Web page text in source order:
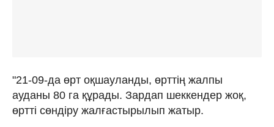
"21-09-да өрт оқшауланды, өрттің жалпы
ауданы 80 га құрады. Зардап шеккендер жоқ,
өртті сөндіру жалғастырылып жатыр.